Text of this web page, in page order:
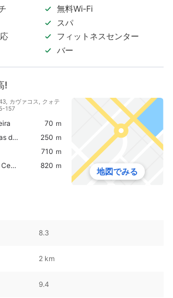
無料Wi-Fi
スパ
フィットネスセンター
バー
!
カヴァコス, クォテ
157
70 ｍ
250 ｍ
710 ｍ
820 ｍ
地図でみる
8.3
2 km
9.4